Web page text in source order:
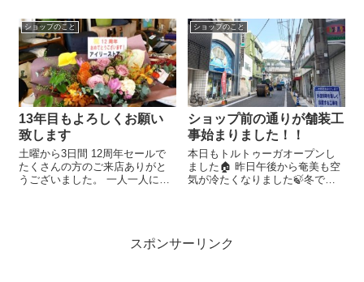
振込手数料はトルトゥーガにて
ご負担させて頂いております。
被害に遭われた方々が1日も早
い...
ショップのこと
13年目もよろしくお願い
致します
土曜から3日間 12周年セールで
たくさんの方のご来店ありがと
うございました。 一人一人にお
おりますので、これまで通りお
ショップのこと
ショップ前の通りが舗装工
事始まりました！！
本日もトルトゥーガオープンし
ました🏠 昨日午後から奄美も空
気が冷たくなりました🍃冬です
スポンサーリンク